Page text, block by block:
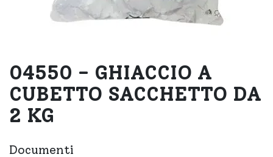
04550 - GHIACCIO A
CUBETTO SACCHETTO DA
2 KG
Documenti